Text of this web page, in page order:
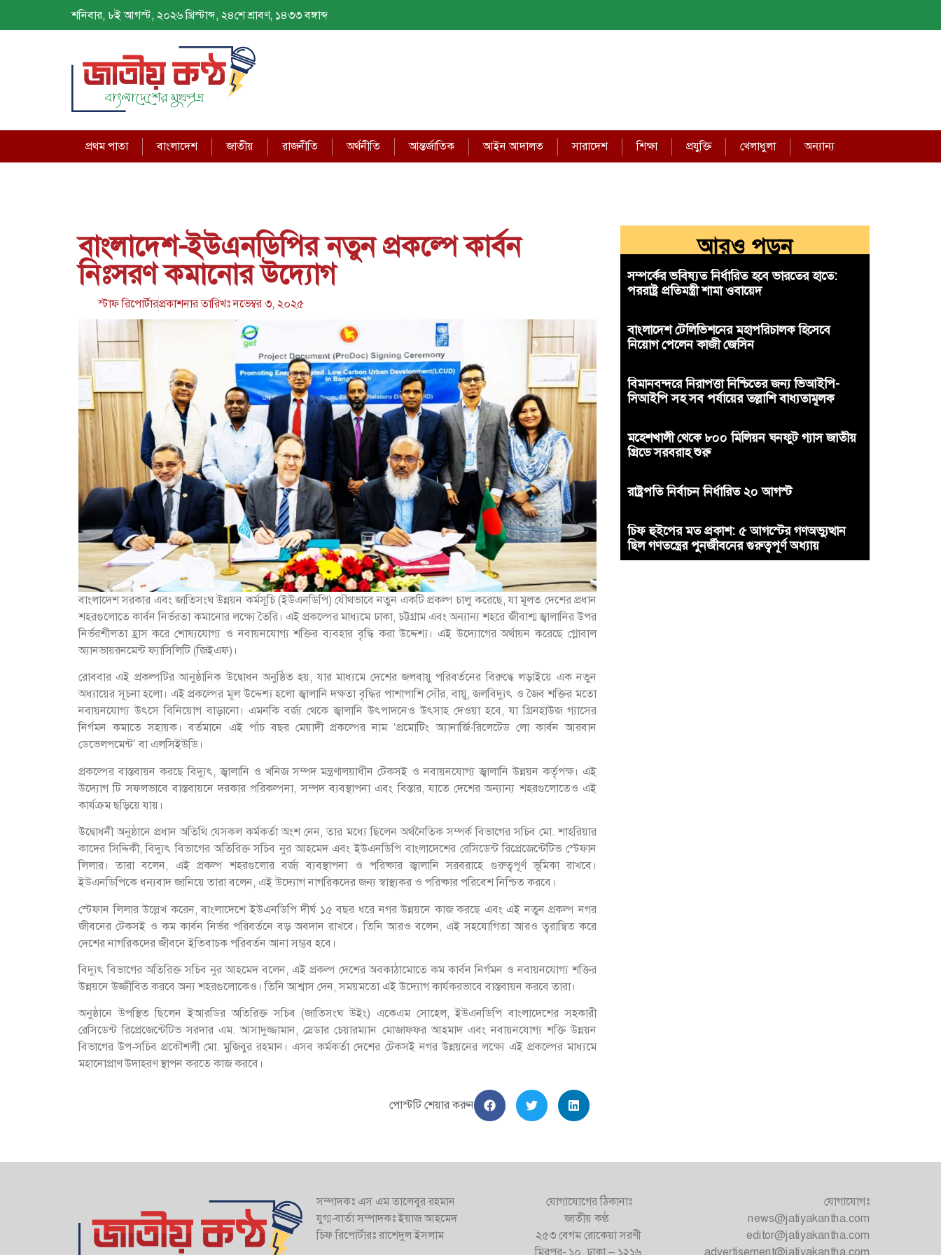
শনিবার, ৮ই আগস্ট, ২০২৬ খ্রিস্টাব্দ, ২৪শে শ্রাবণ, ১৪৩৩ বঙ্গাব্দ
প্রথম পাতা বাংলাদেশ জাতীয় রাজনীতি অর্থনীতি আন্তর্জাতিক আইন আদালত সারাদেশ শিক্ষা প্রযুক্তি খেলাধুলা অন্যান্য
বাংলাদেশ-ইউএনডিপির নতুন প্রকল্পে কার্বন
নিঃসরণ কমানোর উদ্যোগ
স্টাফ রিপোর্টারপ্রকাশনার তারিখঃনভেম্বর ৩, ২০২৫
বাংলাদেশ সরকার এবং জাতিসংঘ উন্নয়ন কর্মসূচি (ইউএনডিপি) যৌথভাবে নতুন একটি প্রকল্প চালু করেছে, যা মূলত দেশের প্রধান
শহরগুলোতে কার্বন নির্ভরতা কমানোর লক্ষ্যে তৈরি। এই প্রকল্পের মাধ্যমে ঢাকা, চট্টগ্রাম এবং অন্যান্য শহরে জীবাশ্ম জ্বালানির উপর
নির্ভরশীলতা হ্রাস করে শোষ্যযোগ্য ও নবায়নযোগ্য শক্তির ব্যবহার বৃদ্ধি করা উদ্দেশ্য। এই উদ্যোগের অর্থায়ন করেছে গ্লোবাল
অ্যানভায়রনমেন্ট ফ্যাসিলিটি (জিইএফ)।
রোববার এই প্রকল্পটির আনুষ্ঠানিক উদ্বোধন অনুষ্ঠিত হয়, যার মাধ্যমে দেশের জলবায়ু পরিবর্তনের বিরুদ্ধে লড়াইয়ে এক নতুন
অধ্যায়ের সূচনা হলো। এই প্রকল্পের মূল উদ্দেশ্য হলো জ্বালানি দক্ষতা বৃদ্ধির পাশাপাশি সৌর, বায়ু, জলবিদ্যুৎ ও জৈব শক্তির মতো
নবায়নযোগ্য উৎসে বিনিয়োগ বাড়ানো। এমনকি বর্জ্য থেকে জ্বালানি উৎপাদনেও উৎসাহ দেওয়া হবে, যা গ্রিনহাউজ গ্যাসের
নির্গমন কমাতে সহায়ক। বর্তমানে এই পাঁচ বছর মেয়াদী প্রকল্পের নাম ‘প্রমোটিং অ্যানার্জি-রিলেটেড লো কার্বন আরবান
ডেভেলপমেন্ট’ বা এলসিইউডি।
প্রকল্পের বাস্তবায়ন করছে বিদ্যুৎ, জ্বালানি ও খনিজ সম্পদ মন্ত্রণালয়াধীন টেকসই ও নবায়নযোগ্য জ্বালানি উন্নয়ন কর্তৃপক্ষ। এই
উদ্যোগ টি সফলভাবে বাস্তবায়নে দরকার পরিকল্পনা, সম্পদ ব্যবস্থাপনা এবং বিস্তার, যাতে দেশের অন্যান্য শহরগুলোতেও এই
কার্যক্রম ছড়িয়ে যায়।
উদ্বোধনী অনুষ্ঠানে প্রধান অতিথি যেসকল কর্মকর্তা অংশ নেন, তার মধ্যে ছিলেন অর্থনৈতিক সম্পর্ক বিভাগের সচিব মো. শাহরিয়ার
কাদের সিদ্দিকী, বিদ্যুৎ বিভাগের অতিরিক্ত সচিব নুর আহমেদ এবং ইউএনডিপি বাংলাদেশের রেসিডেন্ট রিপ্রেজেন্টেটিভ স্টেফান
লিলার। তারা বলেন, এই প্রকল্প শহরগুলোর বর্জ্য ব্যবস্থাপনা ও পরিষ্কার জ্বালানি সরবরাহে গুরুত্বপূর্ণ ভূমিকা রাখবে।
ইউএনডিপিকে ধন্যবাদ জানিয়ে তারা বলেন, এই উদ্যোগ নাগরিকদের জন্য স্বাস্থ্যকর ও পরিষ্কার পরিবেশ নিশ্চিত করবে।
স্টেফান লিলার উল্লেখ করেন, বাংলাদেশে ইউএনডিপি দীর্ঘ ১৫ বছর ধরে নগর উন্নয়নে কাজ করছে এবং এই নতুন প্রকল্প নগর
জীবনের টেকসই ও কম কার্বন নির্ভর পরিবর্তনে বড় অবদান রাখবে। তিনি আরও বলেন, এই সহযোগিতা আরও ত্বরান্বিত করে
দেশের নাগরিকদের জীবনে ইতিবাচক পরিবর্তন আনা সম্ভব হবে।
বিদ্যুৎ বিভাগের অতিরিক্ত সচিব নুর আহমেদ বলেন, এই প্রকল্প দেশের অবকাঠামোতে কম কার্বন নির্গমন ও নবায়নযোগ্য শক্তির
উন্নয়নে উজ্জীবিত করবে অন্য শহরগুলোকেও। তিনি আশ্বাস দেন, সময়মতো এই উদ্যোগ কার্যকরভাবে বাস্তবায়ন করবে তারা।
অনুষ্ঠানে উপস্থিত ছিলেন ইআরডির অতিরিক্ত সচিব (জাতিসংঘ উইং) একেএম সোহেল, ইউএনডিপি বাংলাদেশের সহকারী
রেসিডেন্ট রিপ্রেজেন্টেটিভ সরদার এম. আসাদুজ্জামান, স্রেডার চেয়ারম্যান মোজাফফর আহমাদ এবং নবায়নযোগ্য শক্তি উন্নয়ন
বিভাগের উপ-সচিব প্রকৌশলী মো. মুজিবুর রহমান। এসব কর্মকর্তা দেশের টেকসই নগর উন্নয়নের লক্ষ্যে এই প্রকল্পের মাধ্যমে
মহানোপ্রাণ উদাহরণ স্থাপন করতে কাজ করবে।
পোস্টটি শেয়ার করুন
আরও পড়ুন
সম্পর্কের ভবিষ্যত নির্ধারিত হবে ভারতের হাতে:
পররাষ্ট্র প্রতিমন্ত্রী শামা ওবায়েদ
বাংলাদেশ টেলিভিশনের মহাপরিচালক হিসেবে
নিয়োগ পেলেন কাজী জেসিন
বিমানবন্দরে নিরাপত্তা নিশ্চিতের জন্য ভিআইপি-
সিআইপি সহ সব পর্যায়ের তল্লাশি বাধ্যতামূলক
মহেশখালী থেকে ৮০০ মিলিয়ন ঘনফুট গ্যাস জাতীয়
গ্রিডে সরবরাহ শুরু
রাষ্ট্রপতি নির্বাচন নির্ধারিত ২০ আগস্ট
চিফ হুইপের মত প্রকাশ: ৫ আগস্টের গণঅভ্যুত্থান
ছিল গণতন্ত্রের পুনর্জীবনের গুরুত্বপূর্ণ অধ্যায়
সম্পাদকঃ এস এম তালেবুর রহমান
যুগ্ম-বার্তা সম্পাদকঃ ইয়াজ আহমেদ
চিফ রিপোর্টারঃ রাশেদুল ইসলাম
যোগাযোগের ঠিকানাঃ
জাতীয় কণ্ঠ
২৫৩ বেগম রোকেয়া সরণী
মিরপুর- ১০, ঢাকা – ১২১৬
যোগাযোগঃ
news@jatiyakantha.com
editor@jatiyakantha.com
advertisement@jatiyakantha.com